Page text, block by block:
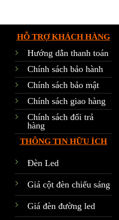
HỖ TRỢ KHÁCH HÀNG
Hướng dẫn thanh toán
Chính sách bảo hành
Chính sách bảo mật
Chính sách giao hàng
Chính sách đổi trả
hàng
THÔNG TIN HỮU ÍCH
Đèn Led
Giá cột đèn chiếu sáng
Giá đèn đường led